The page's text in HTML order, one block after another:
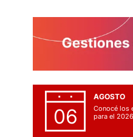
06
AGOSTO
Conocé los
para el 2026